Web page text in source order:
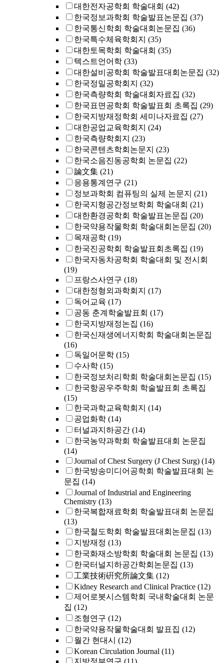
대한전자공학회 학술대회 (42)
한국정보과학회 학술발표논문집 (37)
한국통신학회 학술대회논문집 (36)
한국특수체육학회지 (35)
대한토목학회 학술대회 (35)
텍스트언어학 (33)
대한설비공학회 학술발표대회논문집 (32)
한국정밀공학회지 (32)
한국측량학회 학술대회자료집 (32)
한국표면공학회 학술발표회 초록집 (29)
한국지방재정학회 세미나자료집 (27)
대한공업교육학회지 (24)
한국측량학회지 (23)
한국콘텐츠학회논문지 (23)
한국소음진동공학회 논문집 (22)
論文集 (21)
응용통계연구 (21)
정보과학회 컴퓨팅의 실제 논문지 (21)
한국지형공간정보학회 학술대회 (21)
대한환경공학회 학술발표논문집 (20)
한국약용작물학회 학술대회논문집 (20)
목재공학 (19)
한국진공학회 학술발표회초록집 (19)
한국자동차공학회 학술대회 및 전시회
(19)
프랑스사연구 (18)
대한정형외과학회지 (17)
독어교육 (17)
공동 춘계학술발표회 (17)
한국지방재정논집 (16)
한국신재생에너지학회 학술대회논문집
(16)
독일어문학 (15)
수사학 (15)
한국정보처리학회 학술대회논문집 (15)
한국항공우주학회 학술발표회 초록집
(15)
한국과학교육학회지 (14)
공업화학 (14)
터널과지하공간 (14)
한국농약과학회 학술발표대회 논문집
(14)
Journal of Chest Surgery (J Chest Surg) (14)
한국방송미디어공학회 학술발표대회 논
문집 (14)
Journal of Industrial and Engineering
Chemistry (13)
한국복합재료학회 학술발표대회 논문집
(13)
한국철도학회 학술발표대회논문집 (13)
지방재정 (13)
한국화재소방학회 학술대회 논문집 (13)
한국터널지하공간학회논문집 (13)
工業技術硏究所論文集 (12)
Kidney Research and Clinical Practice (12)
제어로봇시스템학회 국내학술대회 논문
집 (12)
조형연구 (12)
한국약용작물학술대회 발표집 (12)
월간 현대시 (12)
Korean Circulation Journal (11)
지방정부연구 (11)